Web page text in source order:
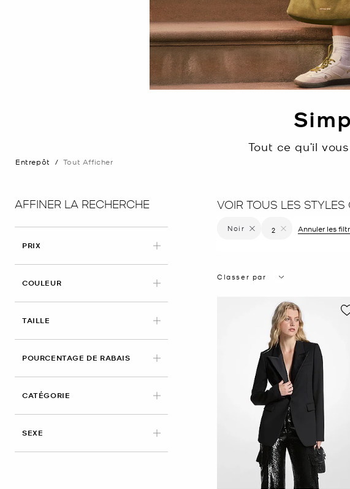
Tout ce qu’il
Entrepôt / Tout Afficher
AFFINER LA RECHERCHE
PRIX
COULEURAPPLIED
TAILLE
POURCENTAGE DE RABAIS
CATÉGORIE
SEXE
VOIR TOUS LES
Supprimer le filtre
Noir
2
Annuler les
Classer par